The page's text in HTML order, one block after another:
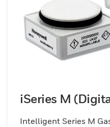
iSeries M
Intelligent Series M